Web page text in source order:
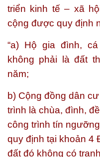
triển kinh tế – xã
cộng được quy định
“a) Hộ gia đình,
không phải là đất
năm;
b) Cộng đồng dân
trình là chùa, đình,
công trình tín
quy định tại khoản 4
đất đó không có